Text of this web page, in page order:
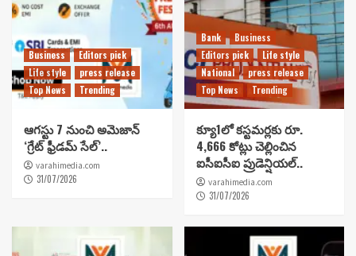
Business
Editors pick
Life style
press release
Top News
Trending
ఆగస్టు 7 నుంచి అమెజాన్
‘గ్రేట్ ఫ్రీడమ్ సేల్’..
varahimedia.com
31/07/2026
Bank
Business
Editors pick
Life style
National
press release
Top News
Trending
క్యూ1లో కస్టమర్లకు రూ.
4,666 కోట్లు చెల్లించిన
ఐసీఐసీఐ ప్రుడెన్షియల్..
varahimedia.com
31/07/2026